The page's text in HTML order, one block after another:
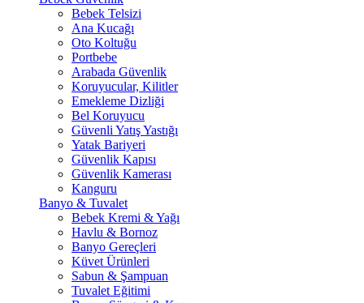
Bebek Telsizi
Ana Kucağı
Oto Koltuğu
Portbebe
Arabada Güvenlik
Koruyucular, Kilitler
Emekleme Dizliği
Bel Koruyucu
Güvenli Yatış Yastığı
Yatak Bariyeri
Güvenlik Kapısı
Güvenlik Kamerası
Kanguru
Banyo & Tuvalet
Bebek Kremi & Yağı
Havlu & Bornoz
Banyo Gereçleri
Küvet Ürünleri
Sabun & Şampuan
Tuvalet Eğitimi